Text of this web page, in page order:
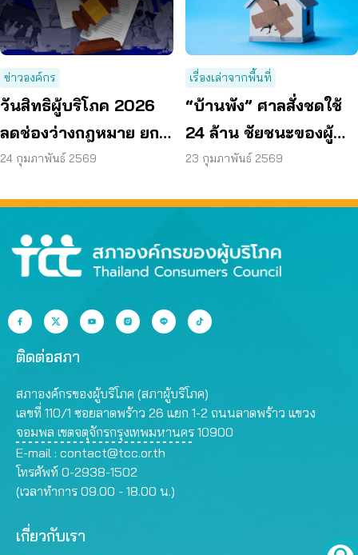
ข่าวองค์กร
วันสิทธิผู้บริโภค 2026
ลดช่องว่างกฎหมาย ยก
ระดับ ‘สินค้าปลอดภัย’
24 กุมภาพันธ์ 2569
เรื่องเล่าจากพื้นที่
“บ้านพัง” ศาลสั่งชดใช้
24 ล้าน ชัยชนะของผู้
บริโภคประจวบฯ
23 กุมภาพันธ์ 2569
ติดต่อสภา
สภาองค์กรของผู้บริโภค (สภาผู้บริโภค)
เลขที่ 110/1 ซอยลาดพร้าว 26 แยก 1-2 ถนนลาดพร้าว แขวง
จอมพล เขตจตุจักรกรุงเทพมหานคร 10900
E-mail : contact@tcc.or.th
โทรศัพท์ 0-2938-1502
(เวลาทำการ 09.00 - 18.00 น.)
เกี่ยวกับเรา